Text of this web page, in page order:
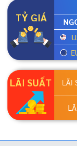
TỶ GIÁ
LÃI SUẤT LÃI